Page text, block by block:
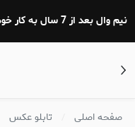
نیم وال بعد از 7 سال به کار خودش پایان داد به امید شروع به کار مجدد : )
صفحه اصلی تابلو عکس